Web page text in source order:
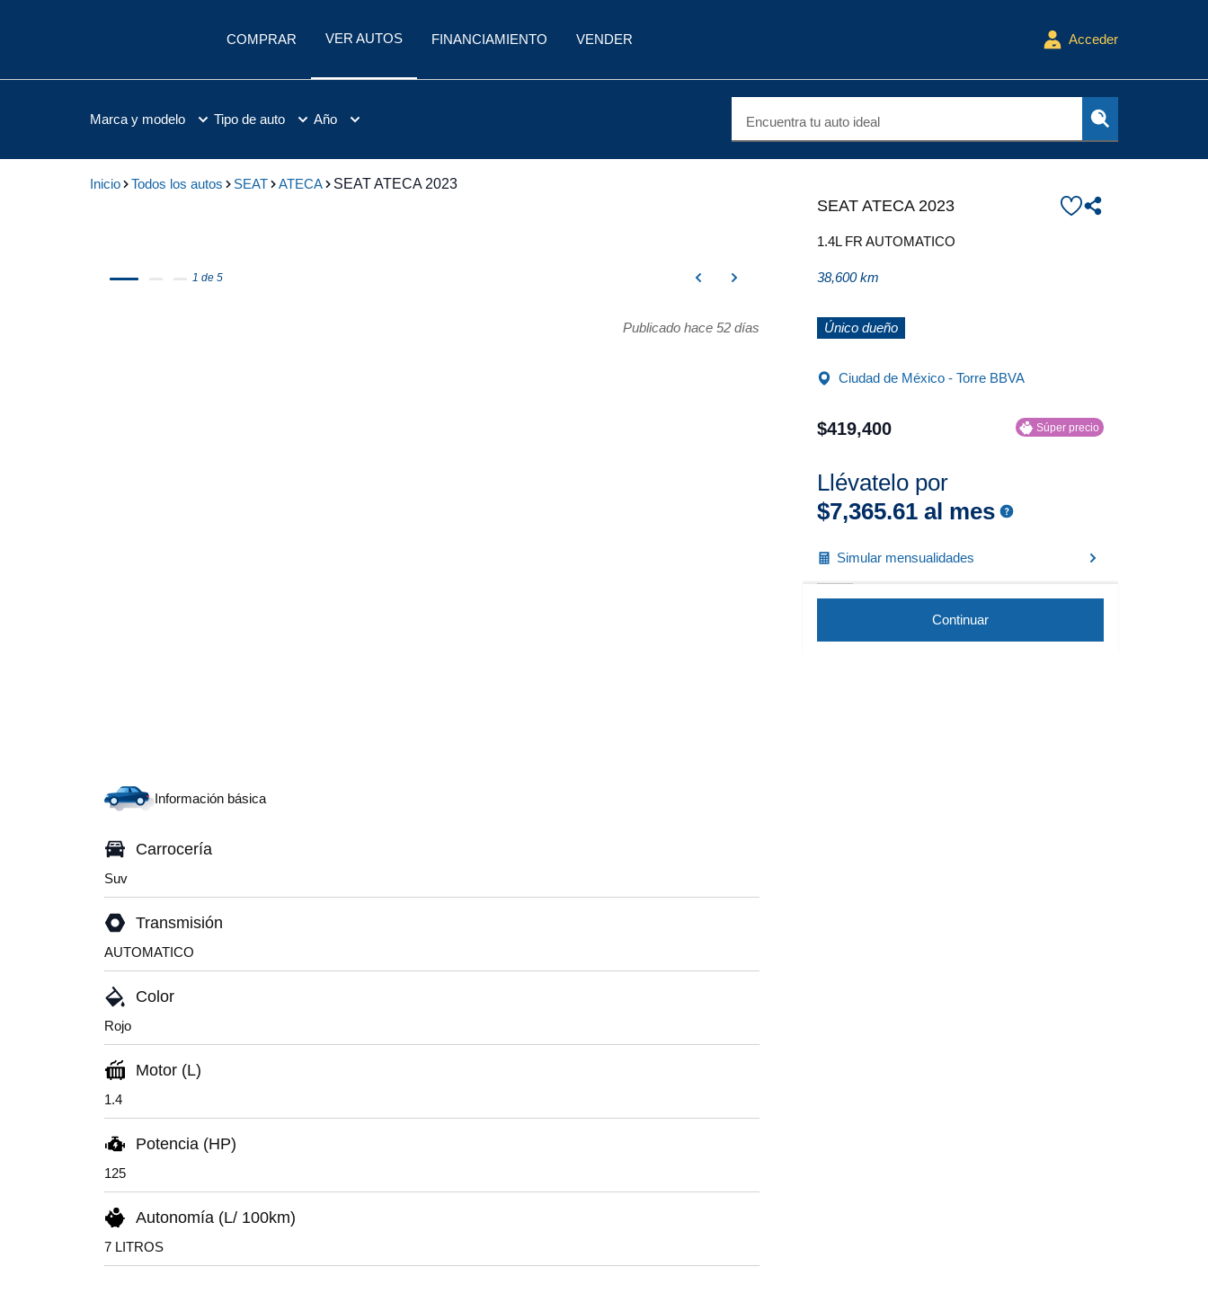
COMPRAR VER AUTOS FINANCIAMIENTO VENDER Acceder
Marca y modelo Tipo de auto Año Encuentra tu auto ideal
Inicio Todos los autos SEAT ATECA SEAT ATECA 2023
1 de 5
Publicado hace 52 días
SEAT ATECA 2023
1.4L FR AUTOMATICO
38,600 km
Único dueño
Ciudad de México - Torre BBVA
$419,400 Súper precio
Llévatelo por
$7,365.61al mes
Simular mensualidades
Continuar
Información básica
Carrocería
Suv
Transmisión
AUTOMATICO
Color
Rojo
Motor (L)
1.4
Potencia (HP)
125
Autonomía (L/ 100km)
7 LITROS